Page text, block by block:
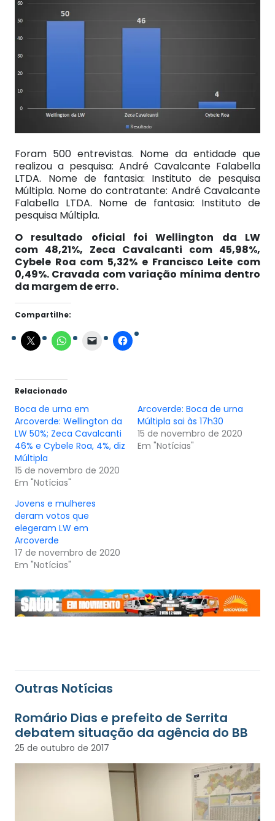
Foram 500 entrevistas. Nome da entidade que
realizou a pesquisa: André Cavalcante Falabella
LTDA. Nome de fantasia: Instituto de pesquisa
Múltipla. Nome do contratante: André Cavalcante
Falabella LTDA. Nome de fantasia: Instituto de
pesquisa Múltipla.
O resultado oficial foi Wellington da LW
com 48,21%, Zeca Cavalcanti com 45,98%,
Cybele Roa com 5,32% e Francisco Leite com
0,49%. Cravada com variação mínima dentro
da margem de erro.
Compartilhe:
Relacionado
Boca de urna em
Arcoverde: Wellington da
LW 50%; Zeca Cavalcanti
46% e Cybele Roa, 4%, diz
Múltipla
15 de novembro de 2020
Em "Notícias"
Arcoverde: Boca de urna
Múltipla sai às 17h30
15 de novembro de 2020
Em "Notícias"
Jovens e mulheres
deram votos que
elegeram LW em
Arcoverde
17 de novembro de 2020
Em "Notícias"
Outras Notícias
Romário Dias e prefeito de Serrita
debatem situação da agência do BB
25 de outubro de 2017